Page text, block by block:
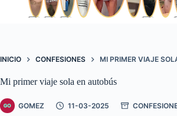
INICIO CONFESIONES MI PRIMER VIAJE
Mi primer viaje sola en autobús
GOMEZ 11-03-2025